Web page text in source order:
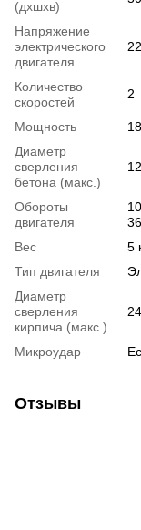
(дхшхв)
Напряжение
электрического
двигателя
Количество
скоростей
2
Мощность
Диаметр
сверления
бетона (макс.)
Обороты
двигателя
Вес
5
Тип двигателя
Диаметр
сверления
кирпича (макс.)
Микроудар
Отзывы